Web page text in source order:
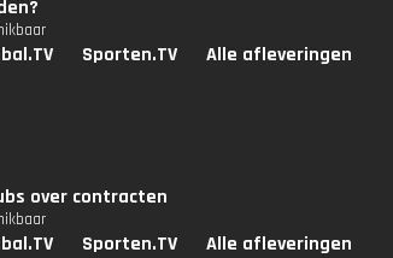
Sporten.TV Alle afleveringen
over contracten
Sporten.TV Alle afleveringen